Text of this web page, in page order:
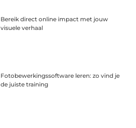
Bereik direct online impact met jouw
visuele verhaal
Fotobewerkingssoftware leren: zo vind je
de juiste training